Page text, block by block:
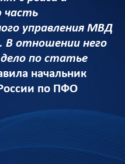
часть
управления МВД
В отношении него
по статье
начальник
по ПФО